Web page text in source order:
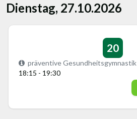
Dienstag, 27.10.2026
20
präventive Gesundheitsgymnastik
18:15 - 19:30